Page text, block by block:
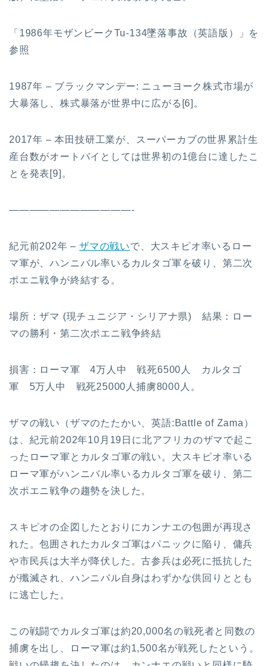
「1986年モザンビークTu-134墜落事故（英語版）」を
参照
1987年 – ブラックマンデー: ニューヨーク株式市場が
大暴落し、株式暴落が世界中に広がる[6]。
2017年 – 本田技研工業が、スーパーカブの世界累計生
産台数がオートバイとしては世界初の1億台に達したこ
とを発表[9]。
————————————-
紀元前202年 –ザマの戦いで、大スキピオ率いるロー
マ軍が、ハンニバル率いるカルタゴ軍を破り、第二次
ポエニ戦争が終結する。
場所：ザマ (現チュニジア・シリアナ県) 結果：ロー
マの勝利・第二次ポエニ戦争終結
損害：ローマ軍 4万人中 戦死6500人 カルタゴ
軍 5万人中 戦死25000人捕虜8000人。
ザマの戦い（ザマのたたかい、英語:Battle of Zama）
は、紀元前202年10月19日に北アフリカのザマで起こ
ったローマ軍とカルタゴ軍の戦い。大スキピオ率いる
ローマ軍がハンニバル率いるカルタゴ軍を破り、第二
次ポエニ戦争の趨勢を決した。
スキピオの企図したとおりにカンナエの包囲が再現さ
れた。包囲されたカルタゴ軍はパニックに陥り、傭兵
や市民兵は大半が降伏した。古参兵は必死に抵抗した
が殲滅され、ハンニバル自身はわずかな供回りととも
に逃亡した。
この戦闘でカルタゴ軍は約20,000名の戦死者と同数の
捕虜を出し、ローマ軍は約1,500名が戦死したという。